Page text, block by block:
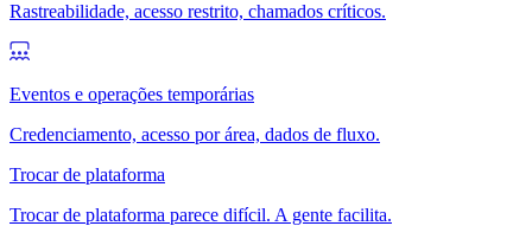
Rastreabilidade, acesso restrito, chamados críticos.
Eventos e operações temporárias
Credenciamento, acesso por área, dados de fluxo.
Trocar de plataforma
Trocar de plataforma parece difícil. A gente facilita.